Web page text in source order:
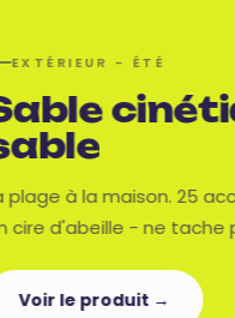
EXTÉRIEUR -
Pogo
Sautez, rebondissez et
sonores qui donnent aux
sortir et de jouer tous les
Bleu → Rose →